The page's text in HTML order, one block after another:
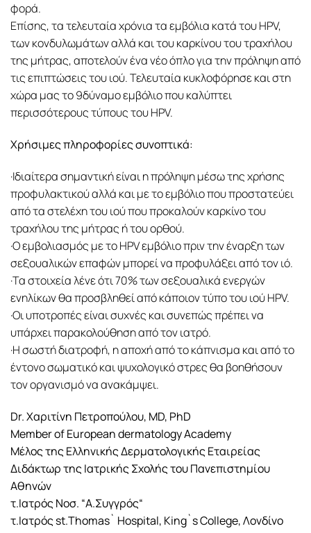
φορά.
Επίσης, τα τελευταία χρόνια τα εμβόλια κατά του HPV,
των κονδυλωμάτων αλλά και του καρκίνου του τραχήλου
της μήτρας, αποτελούν ένα νέο όπλο για την πρόληψη από
τις επιπτώσεις του ιού. Τελευταία κυκλοφόρησε και στη
χώρα μας το 9δύναμο εμβόλιο που καλύπτει
περισσότερους τύπους του HPV.
Χρήσιμες πληροφορίες συνοπτικά:
·Ιδιαίτερα σημαντική είναι η πρόληψη μέσω της χρήσης
προφυλακτικού αλλά και με το εμβόλιο που προστατεύει
από τα στελέχη του ιού που προκαλούν καρκίνο του
τραχήλου της μήτρας ή του ορθού.
·Ο εμβολιασμός με το HPV εμβόλιο πριν την έναρξη των
σεξουαλικών επαφών μπορεί να προφυλάξει από τον ιό.
·Τα στοιχεία λένε ότι 70% των σεξουαλικά ενεργών
ενηλίκων θα προσβληθεί από κάποιον τύπο του ιού HPV.
·Οι υποτροπές είναι συχνές και συνεπώς πρέπει να
υπάρχει παρακολούθηση από τον ιατρό.
·Η σωστή διατροφή, η αποχή από το κάπνισμα και από το
έντονο σωματικό και ψυχολογικό στρες θα βοηθήσουν
τον οργανισμό να ανακάμψει.
Dr. Χαριτίνη Πετροπούλου, MD, PhD
Member of European dermatology Academy
Μέλος της Ελληνικής Δερματολογικής Εταιρείας
Διδάκτωρ της Ιατρικής Σχολής του Πανεπιστημίου
Αθηνών
τ.Ιατρός Νοσ. “Α.Συγγρός“
τ.Ιατρός st.Thomas` Hospital, King`s College, Λονδίνο